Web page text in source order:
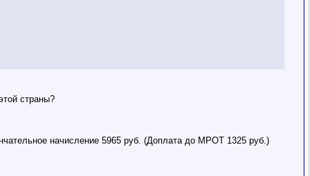
страны?
начисление 5965 руб. (Доплата до МРОТ 1325 руб.)